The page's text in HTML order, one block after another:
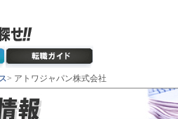
> アトワジャパン株式会社